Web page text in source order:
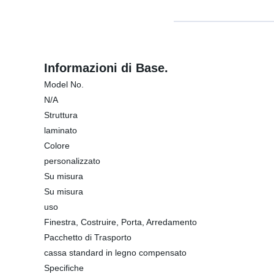
Informazioni di Base.
Model No.
N/A
Struttura
laminato
Colore
personalizzato
Su misura
Su misura
uso
Finestra, Costruire, Porta, Arredamento
Pacchetto di Trasporto
cassa standard in legno compensato
Specifiche